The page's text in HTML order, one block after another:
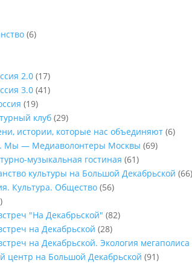
(6)
2.0 (17)
3.0 (41)
(19)
клуб (29)
истории, которые нас объединяют (6)
Мы — Медиаволонтеры Москвы (69)
музыкальная гостиная (61)
культуры на Большой Декабрьской (66)
Культура. Общество (56)
"На Декабрьской" (82)
на Декабрьской (28)
на Декабрьской. Экология мегаполиса
центр на Большой Декабрьской (91)